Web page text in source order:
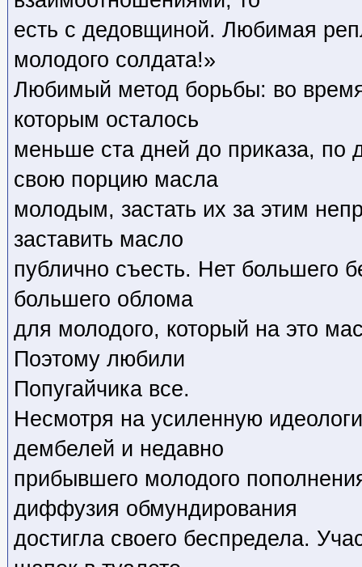
есть с дедовщиной. Любимая
молодого солдата!»
Любимый метод борьбы: во
которым осталось
меньше ста дней до приказа, по
свою порцию масла
молодым, застать их за этим
заставить масло
публично съесть. Нет большего
большего облома
для молодого, который на это
Поэтому любили
Попугайчика все.
Несмотря на усиленную
дембелей и недавно
прибывшего молодого
диффузия обмундирования
достигла своего беспредела.